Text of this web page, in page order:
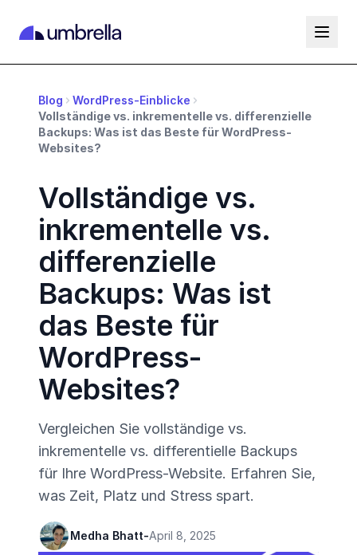
Blog
WordPress-Einblicke
Vollständige vs. inkrementelle vs. differenzielle
Backups: Was ist das Beste für WordPress-
Websites?
Vollständige vs.
inkrementelle vs.
differenzielle
Backups: Was ist
das Beste für
WordPress-
Websites?
Vergleichen Sie vollständige vs.
inkrementelle vs. differentielle Backups
für Ihre WordPress-Website. Erfahren Sie,
was Zeit, Platz und Stress spart.
Medha Bhatt-April 8, 2025